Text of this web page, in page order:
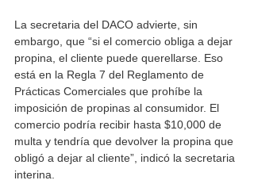
La secretaria del DACO advierte, sin
embargo, que “si el comercio obliga a dejar
propina, el cliente puede querellarse. Eso
está en la Regla 7 del Reglamento de
Prácticas Comerciales que prohíbe la
imposición de propinas al consumidor. El
comercio podría recibir hasta $10,000 de
multa y tendría que devolver la propina que
obligó a dejar al cliente”, indicó la secretaria
interina.